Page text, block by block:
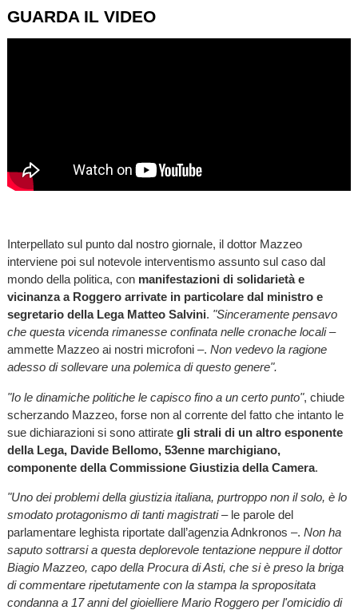
GUARDA IL VIDEO
Interpellato sul punto dal nostro giornale, il dottor Mazzeo
interviene poi sul notevole interventismo assunto sul caso dal
mondo della politica, con manifestazioni di solidarietà e
vicinanza a Roggero arrivate in particolare dal ministro e
segretario della Lega Matteo Salvini. "Sinceramente pensavo
che questa vicenda rimanesse confinata nelle cronache locali–
ammette Mazzeo ai nostri microfoni –. Non vedevo la ragione
adesso di sollevare una polemica di questo genere".
"Io le dinamiche politiche le capisco fino a un certo punto", chiude
scherzando Mazzeo, forse non al corrente del fatto che intanto le
sue dichiarazioni si sono attirate gli strali di un altro esponente
della Lega, Davide Bellomo, 53enne marchigiano,
componente della Commissione Giustizia della Camera.
"Uno dei problemi della giustizia italiana, purtroppo non il solo, è lo
smodato protagonismo di tanti magistrati– le parole del
parlamentare leghista riportate dall’agenzia Adnkronos –. Non ha
saputo sottrarsi a questa deplorevole tentazione neppure il dottor
Biagio Mazzeo, capo della Procura di Asti, che si è preso la briga
di commentare ripetutamente con la stampa la spropositata
condanna a 17 anni del gioielliere Mario Roggero per l'omicidio di